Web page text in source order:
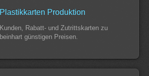
Plastikkarten Produktion
Kunden, Rabatt- und Zutrittskarten zu
beinhart günstigen Preisen.